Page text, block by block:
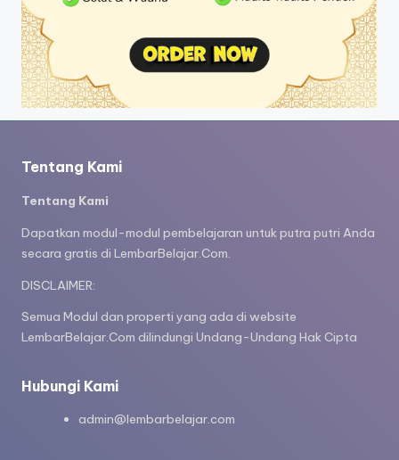
Tentang Kami
Tentang Kami
Dapatkan modul-modul pembelajaran untuk putra putri Anda
secara gratis di LembarBelajar.Com.
DISCLAIMER:
Semua Modul dan properti yang ada di website
LembarBelajar.Com dilindungi Undang-Undang Hak Cipta
Hubungi Kami
admin@lembarbelajar.com